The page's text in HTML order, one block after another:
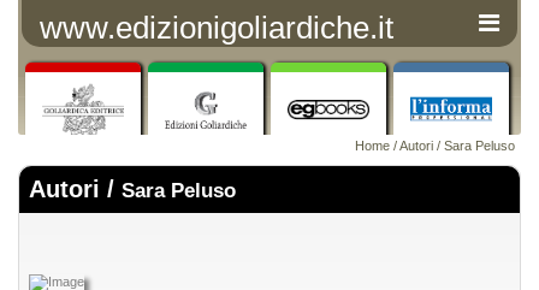
www.edizionigoliardiche.it
Home /Autori / Sara Peluso
Autori / Sara Peluso